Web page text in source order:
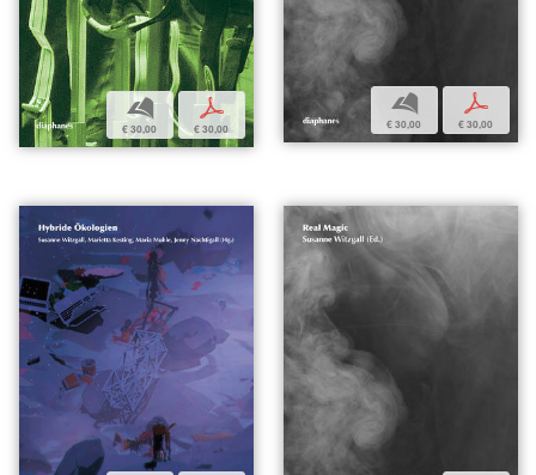
b
€ 30,00
p
€ 30,00
b
€ 30,00
p
€ 30,00